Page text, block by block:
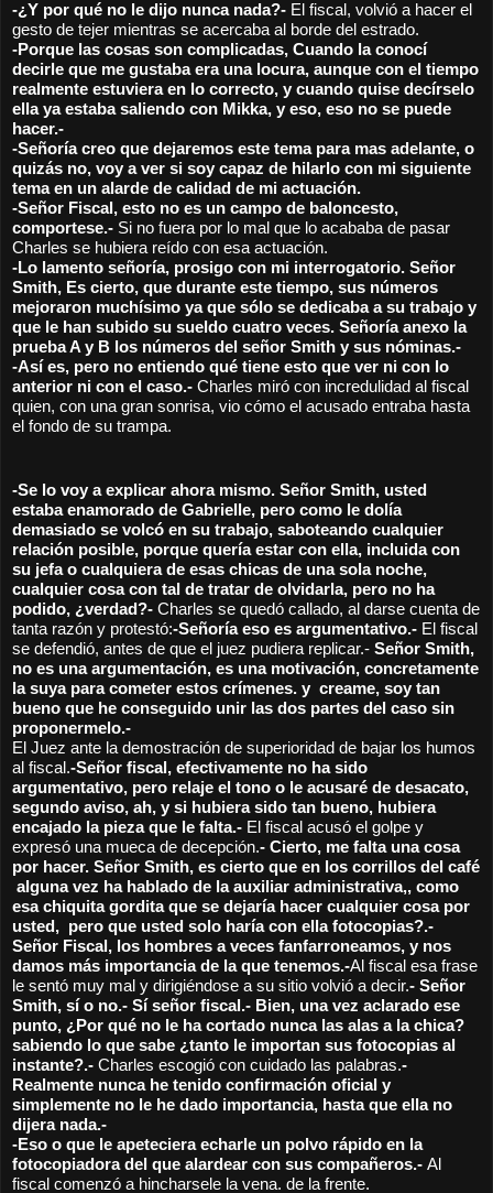
-¿Y por qué no le dijo nunca nada?- El fiscal, volvió a hacer el
gesto de tejer mientras se acercaba al borde del estrado.
-Porque las cosas son complicadas, Cuando la conocí
decirle que me gustaba era una locura, aunque con el tiempo
realmente estuviera en lo correcto, y cuando quise decírselo
ella ya estaba saliendo con Mikka, y eso, eso no se puede
hacer.-
-Señoría creo que dejaremos este tema para mas adelante, o
quizás no, voy a ver si soy capaz de hilarlo con mi siguiente
tema en un alarde de calidad de mi actuación.
-Señor Fiscal, esto no es un campo de baloncesto,
comportese.- Si no fuera por lo mal que lo acababa de pasar
Charles se hubiera reído con esa actuación.
-Lo lamento señoría, prosigo con mi interrogatorio. Señor
Smith, Es cierto, que durante este tiempo, sus números
mejoraron muchísimo ya que sólo se dedicaba a su trabajo y
que le han subido su sueldo cuatro veces. Señoría anexo la
prueba A y B los números del señor Smith y sus nóminas.-
-Así es, pero no entiendo qué tiene esto que ver ni con lo
anterior ni con el caso.- Charles miró con incredulidad al fiscal
quien, con una gran sonrisa, vio cómo el acusado entraba hasta
el fondo de su trampa.
-Se lo voy a explicar ahora mismo. Señor Smith, usted
estaba enamorado de Gabrielle, pero como le dolía
demasiado se volcó en su trabajo, saboteando cualquier
relación posible, porque quería estar con ella, incluida con
su jefa o cualquiera de esas chicas de una sola noche,
cualquier cosa con tal de tratar de olvidarla, pero no ha
podido, ¿verdad?- Charles se quedó callado, al darse cuenta de
tanta razón y protestó:-Señoría eso es argumentativo.- El fiscal
se defendió, antes de que el juez pudiera replicar.- Señor Smith,
no es una argumentación, es una motivación, concretamente
la suya para cometer estos crímenes. y  creame, soy tan
bueno que he conseguido unir las dos partes del caso sin
proponermelo.-
El Juez ante la demostración de superioridad de bajar los humos
al fiscal.-Señor fiscal, efectivamente no ha sido
argumentativo, pero relaje el tono o le acusaré de desacato,
segundo aviso, ah, y si hubiera sido tan bueno, hubiera
encajado la pieza que le falta.- El fiscal acusó el golpe y
expresó una mueca de decepción.- Cierto, me falta una cosa
por hacer. Señor Smith, es cierto que en los corrillos del café
alguna vez ha hablado de la auxiliar administrativa,, como
esa chiquita gordita que se dejaría hacer cualquier cosa por
usted,  pero que usted solo haría con ella fotocopias?.-
Señor Fiscal, los hombres a veces fanfarroneamos, y nos
damos más importancia de la que tenemos.-Al fiscal esa frase
le sentó muy mal y dirigiéndose a su sitio volvió a decir.- Señor
Smith, sí o no.- Sí señor fiscal.- Bien, una vez aclarado ese
punto, ¿Por qué no le ha cortado nunca las alas a la chica?
sabiendo lo que sabe ¿tanto le importan sus fotocopias al
instante?.- Charles escogió con cuidado las palabras.-
Realmente nunca he tenido confirmación oficial y
simplemente no le he dado importancia, hasta que ella no
dijera nada.-
-Eso o que le apeteciera echarle un polvo rápido en la
fotocopiadora del que alardear con sus compañeros.- Al
fiscal comenzó a hincharsele la vena. de la frente.